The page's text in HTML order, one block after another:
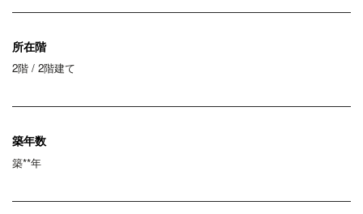
所在階
2階 / 2階建て
築年数
築**年